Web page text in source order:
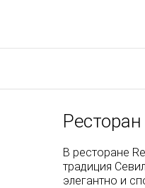
В ресторане
традиция
элегантно и